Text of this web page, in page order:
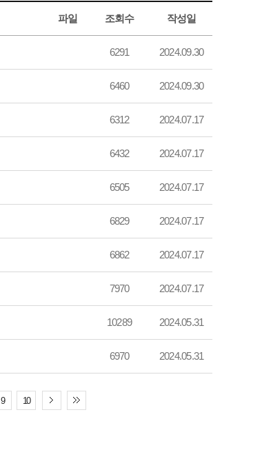
파일 조회수 작성일
6291 2024.09.30
6460 2024.09.30
6312 2024.07.17
6432 2024.07.17
6505 2024.07.17
6829 2024.07.17
6862 2024.07.17
7970 2024.07.17
10289 2024.05.31
6970 2024.05.31
9 10